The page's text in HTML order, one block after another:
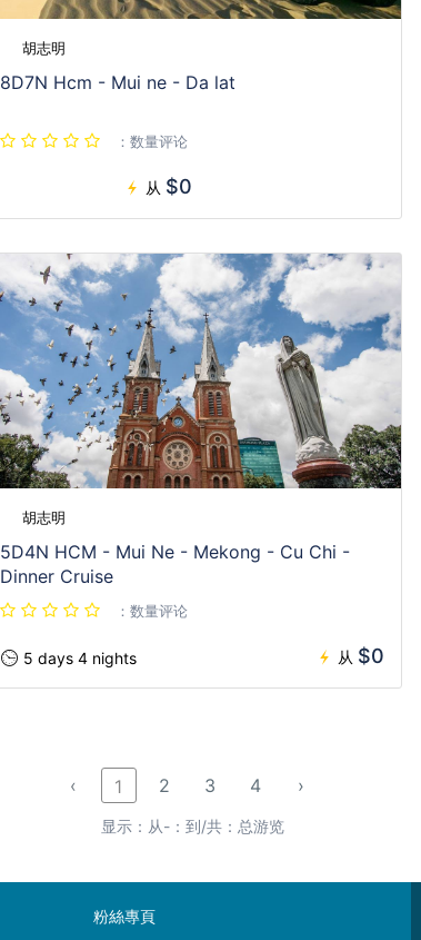
胡志明
8D7N Hcm - Mui ne - Da lat
：数量评论
从 $0
胡志明
5D4N HCM - Mui Ne - Mekong - Cu Chi -
Dinner Cruise
：数量评论
5 days 4 nights 从 $0
‹ 1 2 3 4 ›
显示：从-：到/共：总游览
粉絲專頁